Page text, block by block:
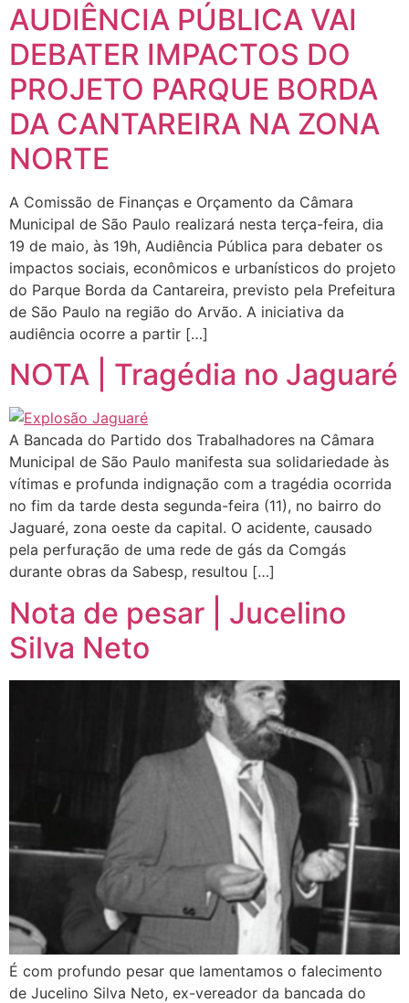
AUDIÊNCIA PÚBLICA VAI
DEBATER IMPACTOS DO
PROJETO PARQUE BORDA
DA CANTAREIRA NA ZONA
NORTE
A Comissão de Finanças e Orçamento da Câmara
Municipal de São Paulo realizará nesta terça-feira, dia
19 de maio, às 19h, Audiência Pública para debater os
impactos sociais, econômicos e urbanísticos do projeto
do Parque Borda da Cantareira, previsto pela Prefeitura
de São Paulo na região do Arvão. A iniciativa da
audiência ocorre a partir […]
NOTA | Tragédia no Jaguaré
A Bancada do Partido dos Trabalhadores na Câmara
Municipal de São Paulo manifesta sua solidariedade às
vítimas e profunda indignação com a tragédia ocorrida
no fim da tarde desta segunda-feira (11), no bairro do
Jaguaré, zona oeste da capital. O acidente, causado
pela perfuração de uma rede de gás da Comgás
durante obras da Sabesp, resultou […]
Nota de pesar | Jucelino
Silva Neto
É com profundo pesar que lamentamos o falecimento
de Jucelino Silva Neto, ex-vereador da bancada do